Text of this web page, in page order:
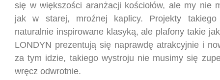
się w większości aranżacji kościołów, ale my nie
jak w starej, mroźnej kaplicy. Projekty takiego
naturalnie inspirowane klasyką, ale plafony takie
LONDYN prezentują się naprawdę atrakcyjnie i
za tym idzie, takiego wystroju nie musimy się
wręcz odwrotnie.